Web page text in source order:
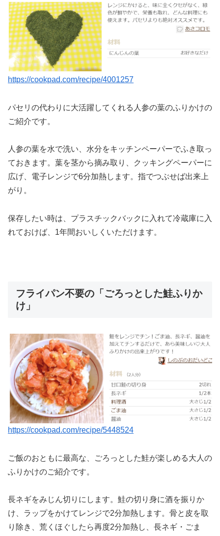
https://cookpad.com/recipe/4001257
パセリの代わりに大活躍してくれる人参の葉のふりかけの
ご紹介です。
人参の葉を水で洗い、水分をキッチンペーパーでふき取っ
ておきます。葉を茎から摘み取り、クッキングペーパーに
広げ、電子レンジで6分加熱します。指でつぶせば出来上
がり。
保存したい時は、プラスチックバックに入れて冷蔵庫に入
れておけば、1年間おいしくいただけます。
フライパン不要の「ごろっとした鮭ふりか
け」
https://cookpad.com/recipe/5448524
ご飯のおともに最高な、ごろっとした鮭が楽しめる大人の
ふりかけのご紹介です。
長ネギをみじん切りにします。鮭の切り身に酒を振りか
け、ラップをかけてレンジで2分加熱します。骨と皮を取
り除き、荒くほぐしたら再度2分加熱し、長ネギ・ごま